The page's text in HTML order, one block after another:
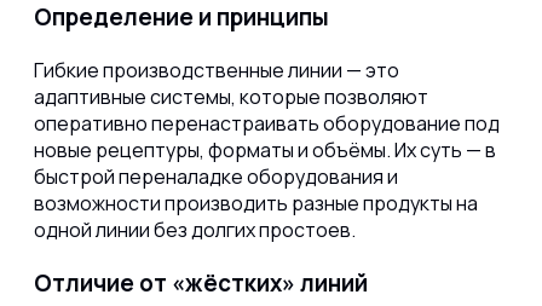
Определение и принципы
Гибкие производственные линии — это
адаптивные системы, которые позволяют
оперативно перенастраивать оборудование под
новые рецептуры, форматы и объёмы. Их суть — в
быстрой переналадке оборудования и
возможности производить разные продукты на
одной линии без долгих простоев.
Отличие от «жёстких» линий